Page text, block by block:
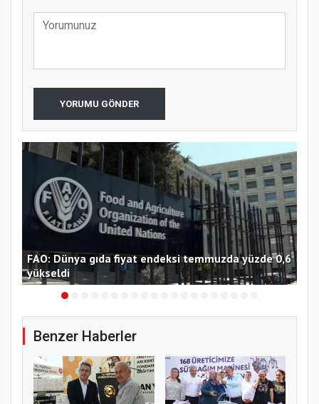
YORUMU GÖNDER
FAO: Dünya gıda fiyat endeksi temmuzda yüzde 0,6
yükseldi
Benzer Haberler